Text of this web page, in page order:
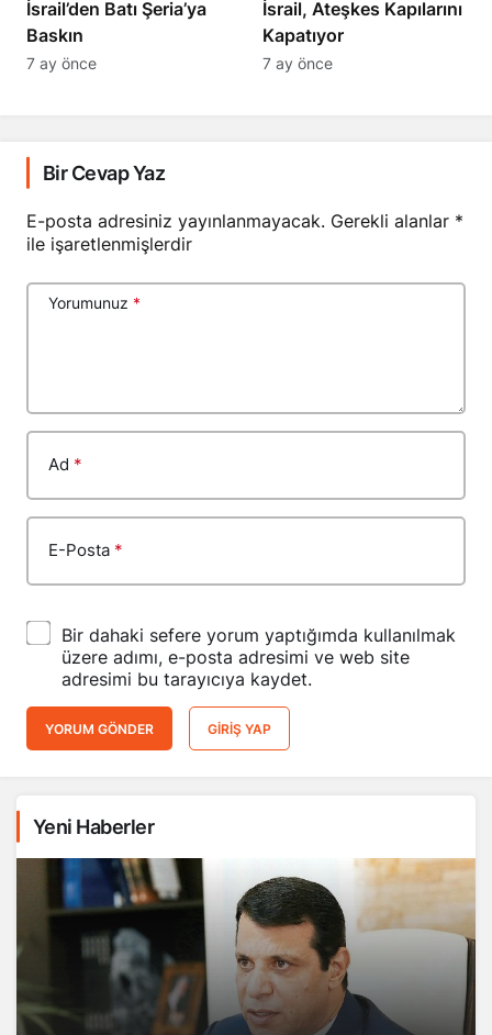
​​​​​​​İsrail’den Batı Şeria’ya
Baskın
7 ay önce
İsrail, Ateşkes Kapılarını
Kapatıyor
7 ay önce
Bir Cevap Yaz
E-posta adresiniz yayınlanmayacak. Gerekli alanlar *
ile işaretlenmişlerdir
Yorumunuz *
Ad *
E-Posta *
Bir dahaki sefere yorum yaptığımda kullanılmak
üzere adımı, e-posta adresimi ve web site
adresimi bu tarayıcıya kaydet.
YORUM GÖNDER GIRIŞ YAP
Yeni Haberler